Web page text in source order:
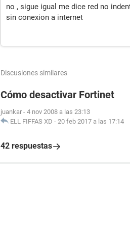
no , sigue igual me dice red no
sin conexion a internet
Discusiones similares
Cómo desactivar Fortinet
juankar - 4 nov 2008 a las 23:13
ELL FIFFAS XD - 20 feb 2017 a las 17:14
42 respuestas